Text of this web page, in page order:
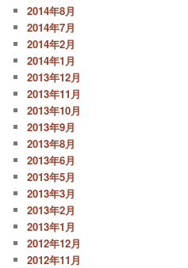
2014年8月
2014年7月
2014年2月
2014年1月
2013年12月
2013年11月
2013年10月
2013年9月
2013年8月
2013年6月
2013年5月
2013年3月
2013年2月
2013年1月
2012年12月
2012年11月